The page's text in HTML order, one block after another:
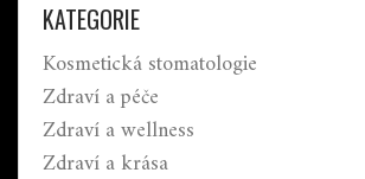
KATEGORIE
Kosmetická stomatologie
Zdraví a péče
Zdraví a wellness
Zdraví a krása